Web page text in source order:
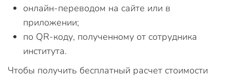
онлайн-переводом на сайте или в
приложении;
по QR-коду, полученному от сотрудника
института.
Чтобы получить бесплатный расчет стоимости